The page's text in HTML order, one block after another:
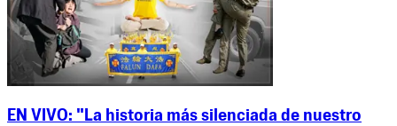
EN VIVO: "La historia más silenciada de nuestro